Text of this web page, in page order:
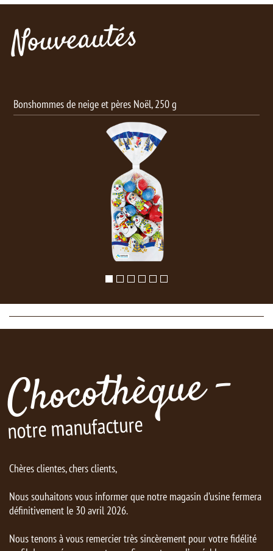
Nouveautés
Bonshommes de neige et pères Noël, 250 g
Chocothèque -
notre manufacture
Chères clientes, chers clients,
Nous souhaitons vous informer que notre magasin d’usine fermera
définitivement le 30 avril 2026.
Nous tenons à vous remercier très sincèrement pour votre fidélité